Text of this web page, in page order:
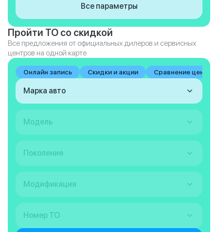
Все параметры
Пройти ТО со скидкой
Все предложения от официальных дилеров и сервисных
центров на одной карте
Онлайн запись Скидки и акции Сравнение цен на
Марка авто
Модель
Поколение
Модификация
Номер ТО